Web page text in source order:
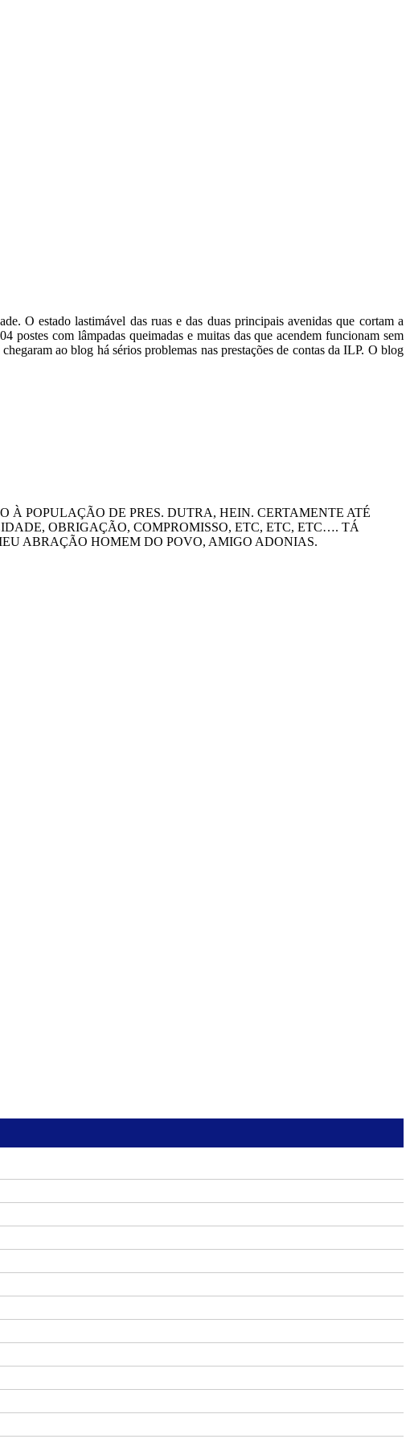
O estado lastimável das ruas e das duas principais avenidas que cortam a
com lâmpadas queimadas e muitas das que acendem funcionam sem
ao blog há sérios problemas nas prestações de contas da ILP. O blog
POPULAÇÃO DE PRES. DUTRA, HEIN. CERTAMENTE ATÉ
OBRIGAÇÃO, COMPROMISSO, ETC, ETC, ETC…. TÁ
ABRAÇÃO HOMEM DO POVO, AMIGO ADONIAS.